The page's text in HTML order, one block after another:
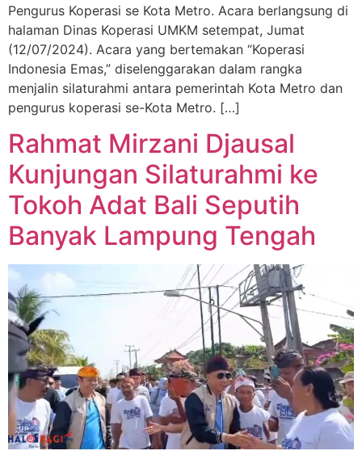
Pengurus Koperasi se Kota Metro. Acara berlangsung di
halaman Dinas Koperasi UMKM setempat, Jumat
(12/07/2024). Acara yang bertemakan “Koperasi
Indonesia Emas,” diselenggarakan dalam rangka
menjalin silaturahmi antara pemerintah Kota Metro dan
pengurus koperasi se-Kota Metro. […]
Rahmat Mirzani Djausal
Kunjungan Silaturahmi ke
Tokoh Adat Bali Seputih
Banyak Lampung Tengah